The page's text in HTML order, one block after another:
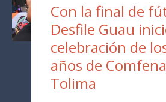
Con la final de
Desfile Guau
celebración de
años de
Tolima